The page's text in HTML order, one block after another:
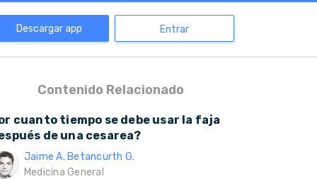
Descargar app Entrar
Contenido Relacionado
cuanto tiempo se debe usar la faja
de una cesarea?
Jaime A. Betancurth G.
Medicina General